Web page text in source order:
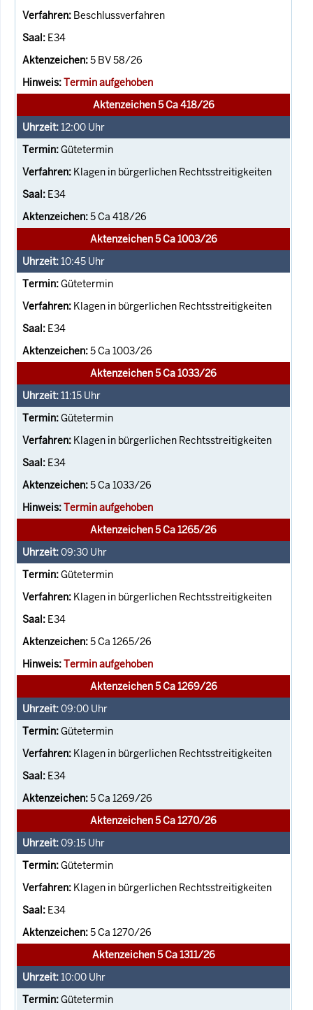
Beschlussverfahren
E34
5 BV 58/26
Termin aufgehoben
Aktenzeichen 5 Ca 418/26
12:00 Uhr
Gütetermin
Klagen in bürgerlichen Rechtsstreitigkeiten
E34
5 Ca 418/26
Aktenzeichen 5 Ca 1003/26
10:45 Uhr
Gütetermin
Klagen in bürgerlichen Rechtsstreitigkeiten
E34
5 Ca 1003/26
Aktenzeichen 5 Ca 1033/26
11:15 Uhr
Gütetermin
Klagen in bürgerlichen Rechtsstreitigkeiten
E34
5 Ca 1033/26
Termin aufgehoben
Aktenzeichen 5 Ca 1265/26
09:30 Uhr
Gütetermin
Klagen in bürgerlichen Rechtsstreitigkeiten
E34
5 Ca 1265/26
Termin aufgehoben
Aktenzeichen 5 Ca 1269/26
09:00 Uhr
Gütetermin
Klagen in bürgerlichen Rechtsstreitigkeiten
E34
5 Ca 1269/26
Aktenzeichen 5 Ca 1270/26
09:15 Uhr
Gütetermin
Klagen in bürgerlichen Rechtsstreitigkeiten
E34
5 Ca 1270/26
Aktenzeichen 5 Ca 1311/26
10:00 Uhr
Gütetermin